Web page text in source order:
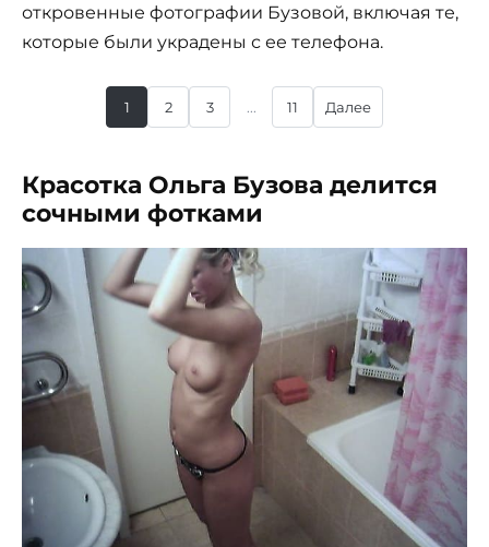
откровенные фотографии Бузовой, включая те,
которые были украдены с ее телефона.
1 2 3 ... 11 Далее
Красотка Ольга Бузова делится
сочными фотками